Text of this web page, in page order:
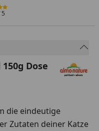
5
Dose
die eindeutige
Zutaten deiner Katze